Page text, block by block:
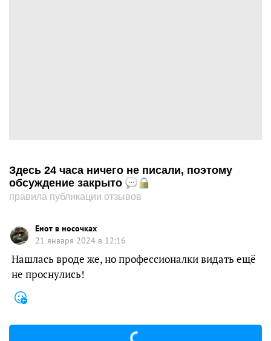
Здесь 24 часа ничего не писали, поэтому
обсуждение закрыто
правила публикации отзывов
Енот в носочках
21 января 2024 в 12:16
Нашлась вроде же, но профессионалки видать ещё
не проснулись!